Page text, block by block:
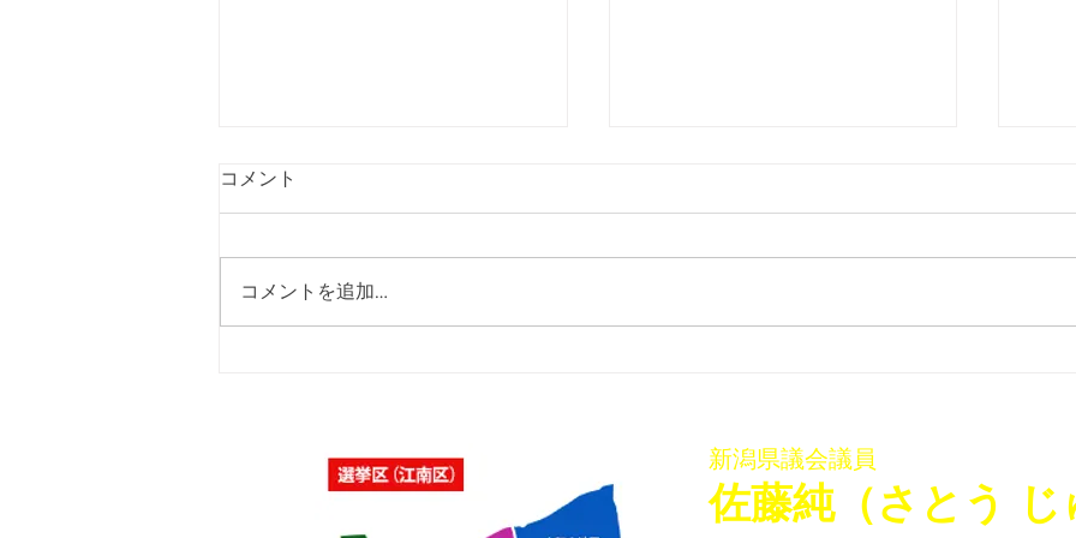
コメント
コメントを追加…
新潟県議会議員
佐藤純（さとう じ